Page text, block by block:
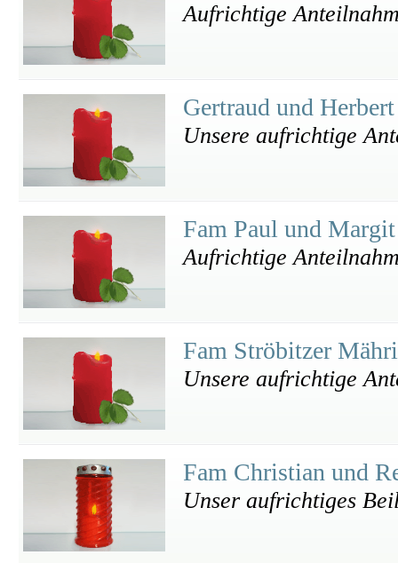
Aufrichtige
Gertraud und
Unsere aufrichtige
Fam Paul und
Aufrichtige
Fam Ströbitzer
Unsere aufrichtige
Fam Christian und
Unser aufrichtiges